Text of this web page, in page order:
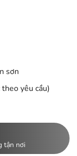
sơn
yêu cầu)
tận nơi